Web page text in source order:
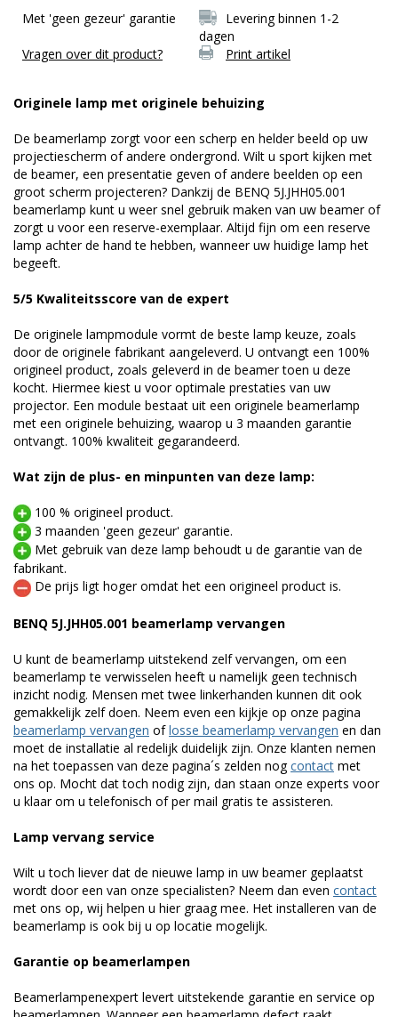
Met 'geen gezeur' garantie
Levering binnen 1-2
dagen
Vragen over dit product?
Print artikel
Originele lamp met originele behuizing
De beamerlamp zorgt voor een scherp en helder beeld op uw
projectiescherm of andere ondergrond. Wilt u sport kijken met
de beamer, een presentatie geven of andere beelden op een
groot scherm projecteren? Dankzij de BENQ 5J.JHH05.001
beamerlamp kunt u weer snel gebruik maken van uw beamer of
zorgt u voor een reserve-exemplaar. Altijd fijn om een reserve
lamp achter de hand te hebben, wanneer uw huidige lamp het
begeeft.
5/5 Kwaliteitsscore van de expert
De originele lampmodule vormt de beste lamp keuze, zoals
door de originele fabrikant aangeleverd. U ontvangt een 100%
origineel product, zoals geleverd in de beamer toen u deze
kocht. Hiermee kiest u voor optimale prestaties van uw
projector. Een module bestaat uit een originele beamerlamp
met een originele behuizing, waarop u 3 maanden garantie
ontvangt. 100% kwaliteit gegarandeerd.
Wat zijn de plus- en minpunten van deze lamp:
100 % origineel product.
3 maanden 'geen gezeur' garantie.
Met gebruik van deze lamp behoudt u de garantie van de
fabrikant.
De prijs ligt hoger omdat het een origineel product is.
BENQ 5J.JHH05.001 beamerlamp vervangen
U kunt de beamerlamp uitstekend zelf vervangen, om een
beamerlamp te verwisselen heeft u namelijk geen technisch
inzicht nodig. Mensen met twee linkerhanden kunnen dit ook
gemakkelijk zelf doen. Neem even een kijkje op onze pagina
beamerlamp vervangen oflosse beamerlamp vervangen en dan
moet de installatie al redelijk duidelijk zijn. Onze klanten nemen
na het toepassen van deze pagina´s zelden nogcontact met
ons op. Mocht dat toch nodig zijn, dan staan onze experts voor
u klaar om u telefonisch of per mail gratis te assisteren.
Lamp vervang service
Wilt u toch liever dat de nieuwe lamp in uw beamer geplaatst
wordt door een van onze specialisten? Neem dan even contact
met ons op, wij helpen u hier graag mee. Het installeren van de
beamerlamp is ook bij u op locatie mogelijk.
Garantie op beamerlampen
Beamerlampenexpert levert uitstekende garantie en service op